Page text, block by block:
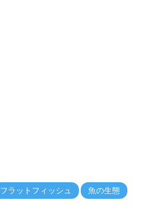
フラットフィッシュ 魚の生態